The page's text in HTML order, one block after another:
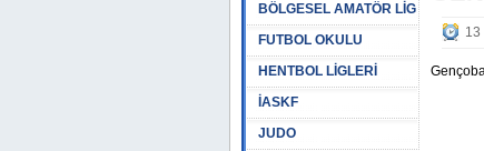
BÖLGESEL AMATÖR LİG
FUTBOL OKULU
HENTBOL LİGLERİ
İASKF
JUDO
13